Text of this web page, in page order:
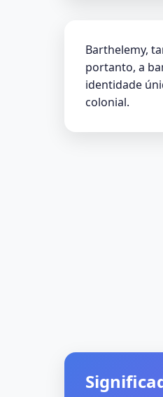
Barthelemy,
portanto, a
identidade
colonial.